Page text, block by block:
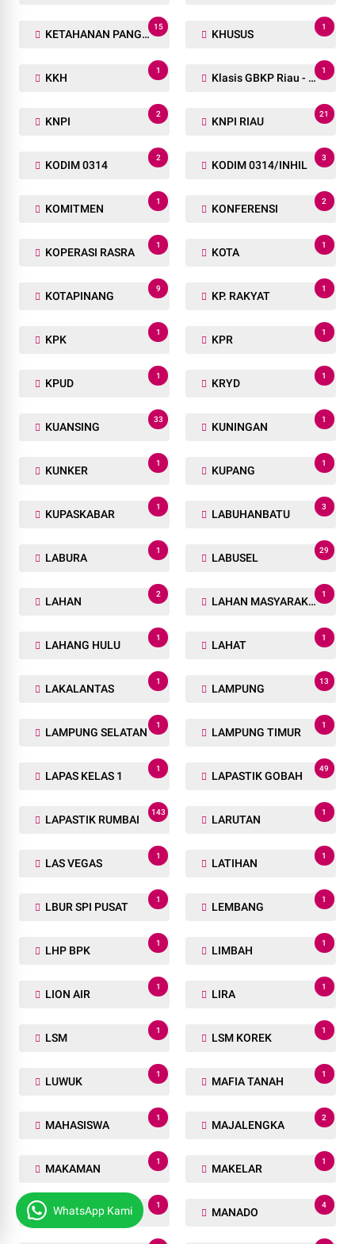
KETAHANAN PANGAN
15
KHUSUS
1
KKH
1
Klasis GBKP Riau - Sumbar.
1
KNPI
2
KNPI RIAU
21
KODIM 0314
2
KODIM 0314/INHIL
3
KOMITMEN
1
KONFERENSI
2
KOPERASI RASRA
1
KOTA
1
KOTAPINANG
9
KP. RAKYAT
1
KPK
1
KPR
1
KPUD
1
KRYD
1
KUANSING
33
KUNINGAN
1
KUNKER
1
KUPANG
1
KUPASKABAR
1
LABUHANBATU
3
LABURA
1
LABUSEL
29
LAHAN
2
LAHAN MASYARAKAT
1
LAHANG HULU
1
LAHAT
1
LAKALANTAS
1
LAMPUNG
13
LAMPUNG SELATAN
1
LAMPUNG TIMUR
1
LAPAS KELAS 1
1
LAPASTIK GOBAH
49
LAPASTIK RUMBAI
143
LARUTAN
1
LAS VEGAS
1
LATIHAN
1
LBUR SPI PUSAT
1
LEMBANG
1
LHP BPK
1
LIMBAH
1
LION AIR
1
LIRA
1
LSM
1
LSM KOREK
1
LUWUK
1
MAFIA TANAH
1
MAHASISWA
1
MAJALENGKA
2
MAKAMAN
1
MAKELAR
1
MALADMINISTRASI
1
MANADO
4
WhatsApp Kami